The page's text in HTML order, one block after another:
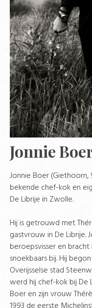
Jonnie
Jonnie Boer (Giethoorn,
bekende chef-kok en
De Librije in Zwolle.
Hij is getrouwd met
gastvrouw in De Librije.
beroepsvisser en
snoekbaars bij. Hij
Overijsselse stad
werd hij chef-kok bij De
Boer en zijn vrouw